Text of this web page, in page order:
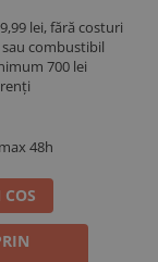
lei, fără costuri
combustibil
700 lei
48h